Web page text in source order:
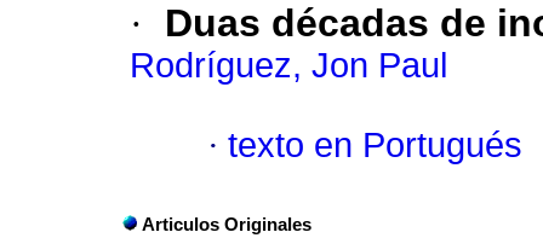
· Duas décadas de
Rodríguez, Jon Paul
· texto en Portugués
Articulos Originales